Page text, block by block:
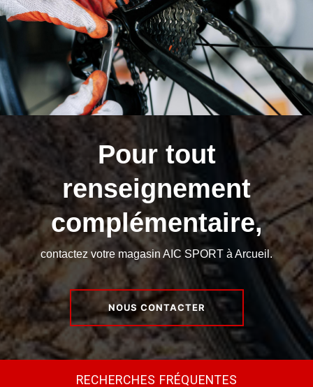
Pour tout
renseignement
complémentaire,
contactez votre magasin AIC SPORT à Arcueil.
NOUS CONTACTER
RECHERCHES FRÉQUENTES